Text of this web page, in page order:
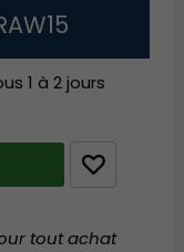
1 à 2 jours
tout achat